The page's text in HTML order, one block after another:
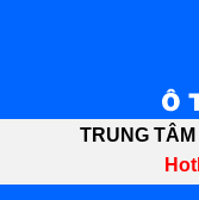
TRUNG